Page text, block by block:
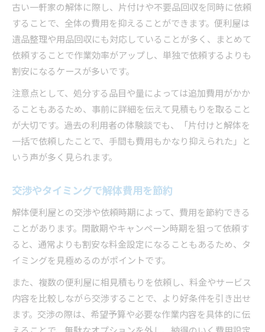
古い一軒家の解体に際し、片付けや不要品回収を同時に依頼
することで、全体の費用を抑えることができます。便利屋は
遺品整理や用品回収にも対応していることが多く、まとめて
依頼することで作業効率がアップし、単独で依頼するよりも
割安になるケースが多いです。
注意点として、処分する品目や量によっては追加費用がかか
ることもあるため、事前に詳細を伝えて見積もりを取ること
が大切です。過去の利用者の体験談でも、「片付けと解体を
一括で依頼したことで、手間も費用もかなり抑えられた」と
いう声が多く見られます。
交渉やタイミングで解体費用を節約
解体便利屋との交渉や依頼時期によって、費用を節約できる
ことがあります。閑散期やキャンペーン時期を狙って依頼す
ると、通常よりも割安な料金設定になることもあるため、タ
イミングを見極めるのがポイントです。
また、複数の便利屋に相見積もりを依頼し、料金やサービス
内容を比較しながら交渉することで、より好条件を引き出せ
ます。交渉の際は、希望予算や必要な作業内容を具体的に伝